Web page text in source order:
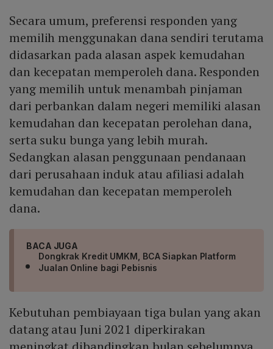
Secara umum, preferensi responden yang
memilih menggunakan dana sendiri terutama
didasarkan pada alasan aspek kemudahan
dan kecepatan memperoleh dana. Responden
yang memilih untuk menambah pinjaman
dari perbankan dalam negeri memiliki alasan
kemudahan dan kecepatan perolehan dana,
serta suku bunga yang lebih murah.
Sedangkan alasan penggunaan pendanaan
dari perusahaan induk atau afiliasi adalah
kemudahan dan kecepatan memperoleh
dana.
BACA JUGA
Dongkrak Kredit UMKM, BCA Siapkan Platform
Jualan Online bagi Pebisnis
Kebutuhan pembiayaan tiga bulan yang akan
datang atau Juni 2021 diperkirakan